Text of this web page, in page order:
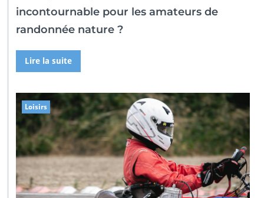
incontournable pour les amateurs de
randonnée nature ?
Lire la suite
Loisirs